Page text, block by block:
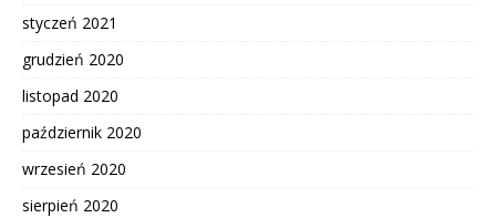
styczeń 2021
grudzień 2020
listopad 2020
październik 2020
wrzesień 2020
sierpień 2020